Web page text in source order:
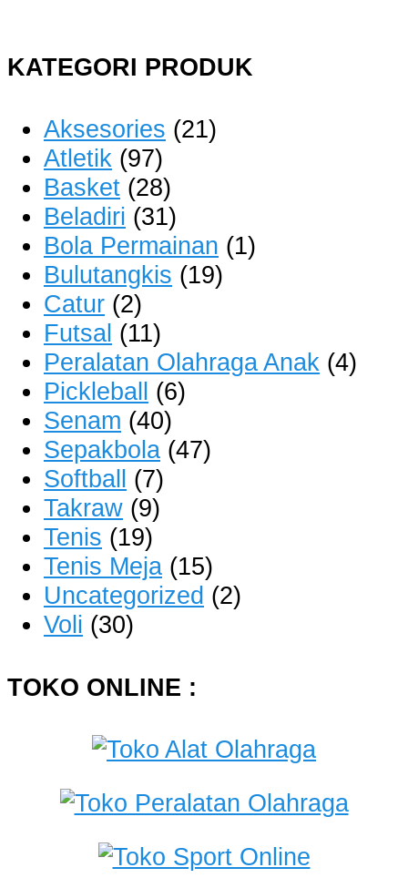
KATEGORI PRODUK
Aksesories (21)
Atletik (97)
Basket (28)
Beladiri (31)
Bola Permainan (1)
Bulutangkis (19)
Catur (2)
Futsal (11)
Peralatan Olahraga Anak (4)
Pickleball
(6)
Senam (40)
Sepakbola (47)
Softball
(7)
Takraw (9)
Tenis (19)
Tenis Meja (15)
Uncategorized (2)
Voli (30)
TOKO ONLINE :